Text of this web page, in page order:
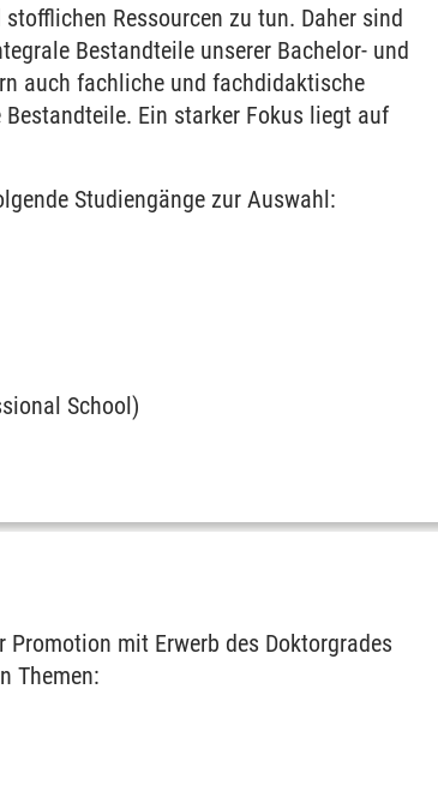
Ressourcen zu tun. Daher sind
Bestandteile unserer Bachelor- und
auch fachliche und fachdidaktische
Ein starker Fokus liegt auf
Studiengänge zur Auswahl:
School)
mit Erwerb des Doktorgrades
Themen: